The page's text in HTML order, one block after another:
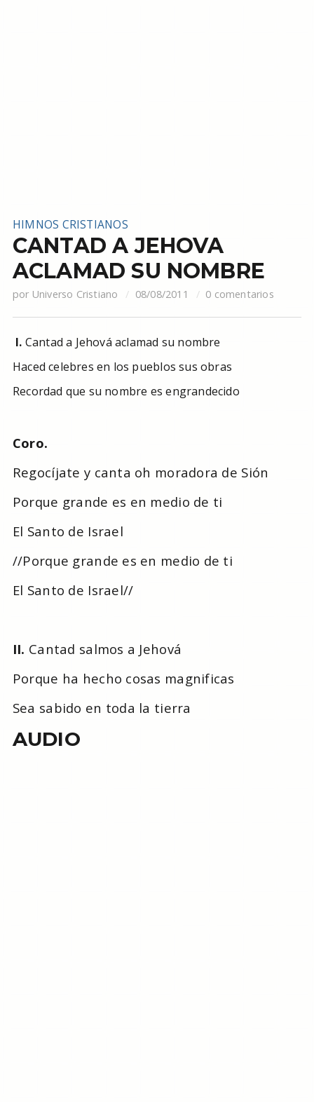
HIMNOS CRISTIANOS
CANTAD A JEHOVA
ACLAMAD SU NOMBRE
por Universo Cristiano 08/08/2011 0 comentarios
I. Cantad a Jehová aclamad su nombre
Haced celebres en los pueblos sus obras
Recordad que su nombre es engrandecido
Coro.
Regocíjate y canta oh moradora de Sión
Porque grande es en medio de ti
El Santo de Israel
//Porque grande es en medio de ti
El Santo de Israel//
II. Cantad salmos a Jehová
Porque ha hecho cosas magnificas
Sea sabido en toda la tierra
AUDIO